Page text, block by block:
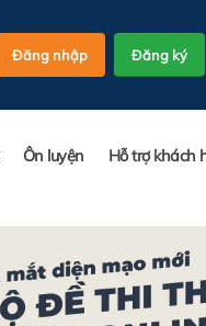
Đăng nhập Đăng ký
Ôn luyện Hỗ trợ khách